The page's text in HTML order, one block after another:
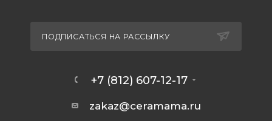
ПОДПИСАТЬСЯ НА РАССЫЛКУ
+7 (812) 607-12-17
zakaz@ceramama.ru